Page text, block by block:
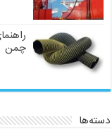
چمن
دسته‌ها